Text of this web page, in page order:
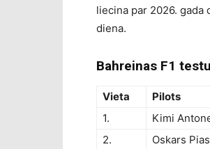
liecina par 2026.
diena.
Bahreinas F1
Vieta Pilots
1.
Kimi
2.
Oskars